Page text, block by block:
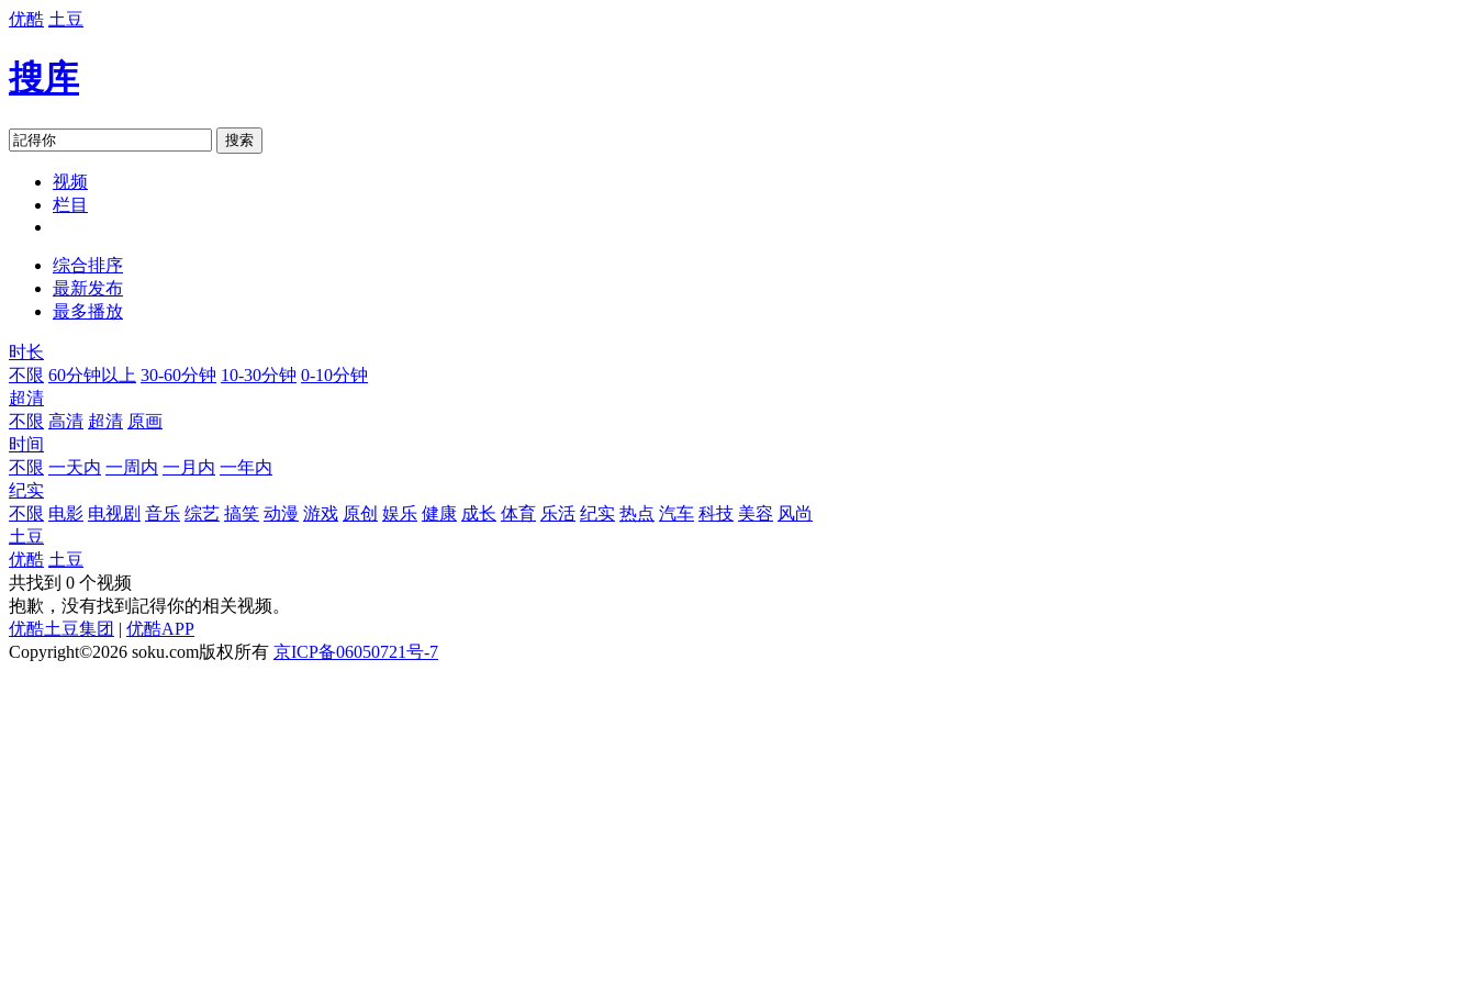
优酷 土豆
搜库
搜索
视频
栏目
综合排序
最新发布
最多播放
时长
不限 60分钟以上 30-60分钟 10-30分钟 0-10分钟
超清
不限 高清 超清 原画
时间
不限 一天内 一周内 一月内 一年内
纪实
不限 电影 电视剧 音乐 综艺 搞笑 动漫 游戏 原创 娱乐 健康 成长 体育 乐活 纪实 热点 汽车 科技 美容 风尚
土豆
优酷 土豆
共找到 0 个视频
抱歉，没有找到 記得你的相关视频。
优酷土豆集团 | 优酷APP
Copyright©2026 soku.com版权所有 京ICP备06050721号-7